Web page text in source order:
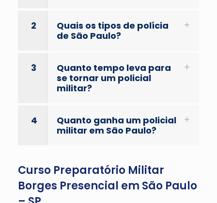
2
Quais os tipos de polícia
de São Paulo?
3
Quanto tempo leva para
se tornar um policial
militar?
4
Quanto ganha um policial
militar em São Paulo?
Curso Preparatório Militar
Borges Presencial em São Paulo